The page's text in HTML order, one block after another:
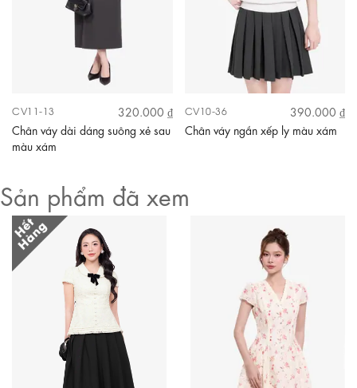
CV11-13
320.000 ₫
Chân váy dài dáng suông xẻ sau
màu xám
CV10-36
390.000 ₫
Chân váy ngắn xếp ly màu xám
Sản phẩm đã xem